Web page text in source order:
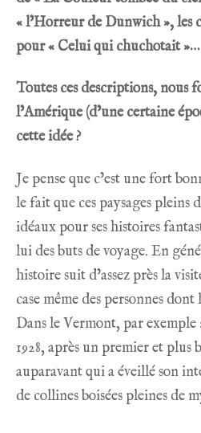
« l’Horreur de Dunwich », les
pour « Celui qui chuchotait »…
Toutes ces descriptions, nous
l’Amérique (d’une certaine
cette idée ?
Je pense que c’est une fort
le fait que ces paysages pleins
idéaux pour ses histoires
lui des buts de voyage. En
histoire suit d’assez près la
case même des personnes
Dans le Vermont, par
1928, après un premier et plus
auparavant qui a éveillé son
de collines boisées pleines de